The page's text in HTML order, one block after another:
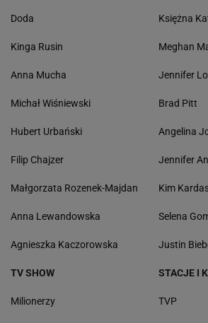
Doda
Kinga Rusin
Anna Mucha
Michał Wiśniewski
Hubert Urbański
Filip Chajzer
Małgorzata Rozenek-Majdan
Anna Lewandowska
Agnieszka Kaczorowska
Księżna
Meghan
Jennifer
Brad Pitt
Angelina
Jennifer
Kim
Selena
Justin
TV SHOW
Milionerzy
STACJE I
TVP